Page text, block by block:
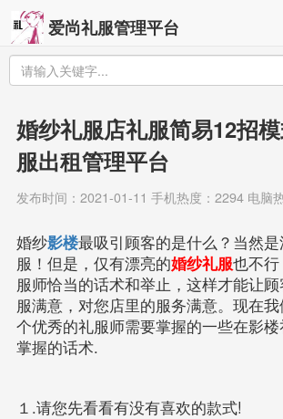
爱尚礼服管理平台
婚纱礼服店礼服简易12招
服出租管理平台
发布时间：2021-01-11 手机热度：2294 电脑
婚纱影楼最吸引顾客的是什么？当然
服！但是，仅有漂亮的婚纱礼服也不
服师恰当的话术和举止，这样才能让
服满意，对您店里的服务满意。现在
个优秀的礼服师需要掌握的一些在影
掌握的话术.
１.请您先看看有没有喜欢的款式!